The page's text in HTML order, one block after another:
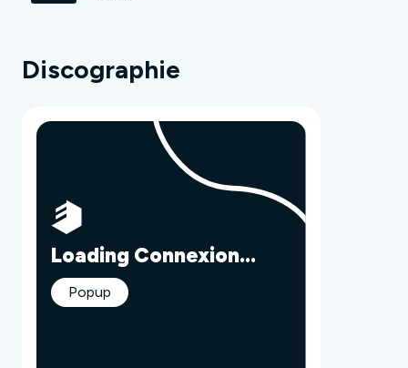
Discographie
Loading Connexion...
Popup